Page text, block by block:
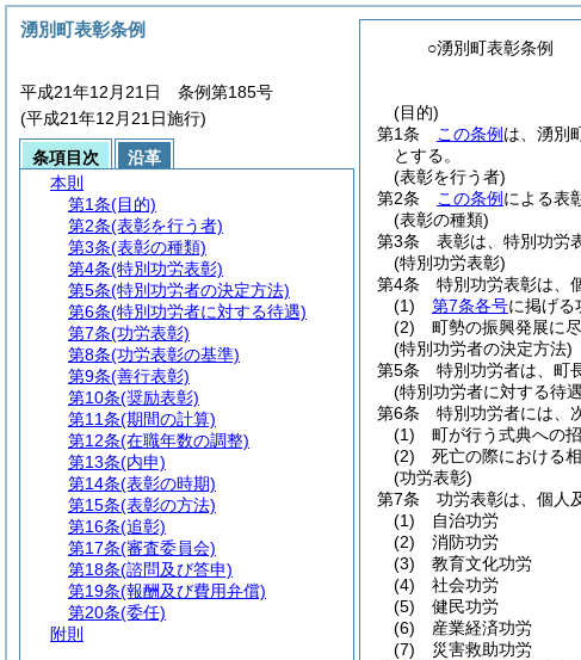
○湧別町表彰条例
(目的)
第1条
この条例 は、湧別
とする。
(表彰を行う者)
第2条
この条例 による表
(表彰の種類)
第3条
表彰は、特別功労
(特別功労表彰)
第4条
特別功労表彰は、
(1)
第7条各号に掲げる
(2)
町勢の振興発展に
(特別功労者の決定方法)
第5条
特別功労者は、町
(特別功労者に対する待
第6条
特別功労者には、
(1)
町が行う式典への
(2)
死亡の際における
(功労表彰)
第7条
功労表彰は、個人
(1)
自治功労
(2)
消防功労
(3)
教育文化功労
(4)
社会功労
(5)
健民功労
(6)
産業経済功労
(7)
災害救助功労
湧別町表彰条例
平成21年12月21日 条例第185号
(平成21年12月21日施行)
条項目次
沿革
本則
第1条(目的)
第2条(表彰を行う者)
第3条(表彰の種類)
第4条(特別功労表彰)
第5条(特別功労者の決定方法)
第6条(特別功労者に対する待遇)
第7条(功労表彰)
第8条(功労表彰の基準)
第9条(善行表彰)
第10条(奨励表彰)
第11条(期間の計算)
第12条(在職年数の調整)
第13条(内申)
第14条(表彰の時期)
第15条(表彰の方法)
第16条(追彰)
第17条(審査委員会)
第18条(諮問及び答申)
第19条(報酬及び費用弁償)
第20条(委任)
附則